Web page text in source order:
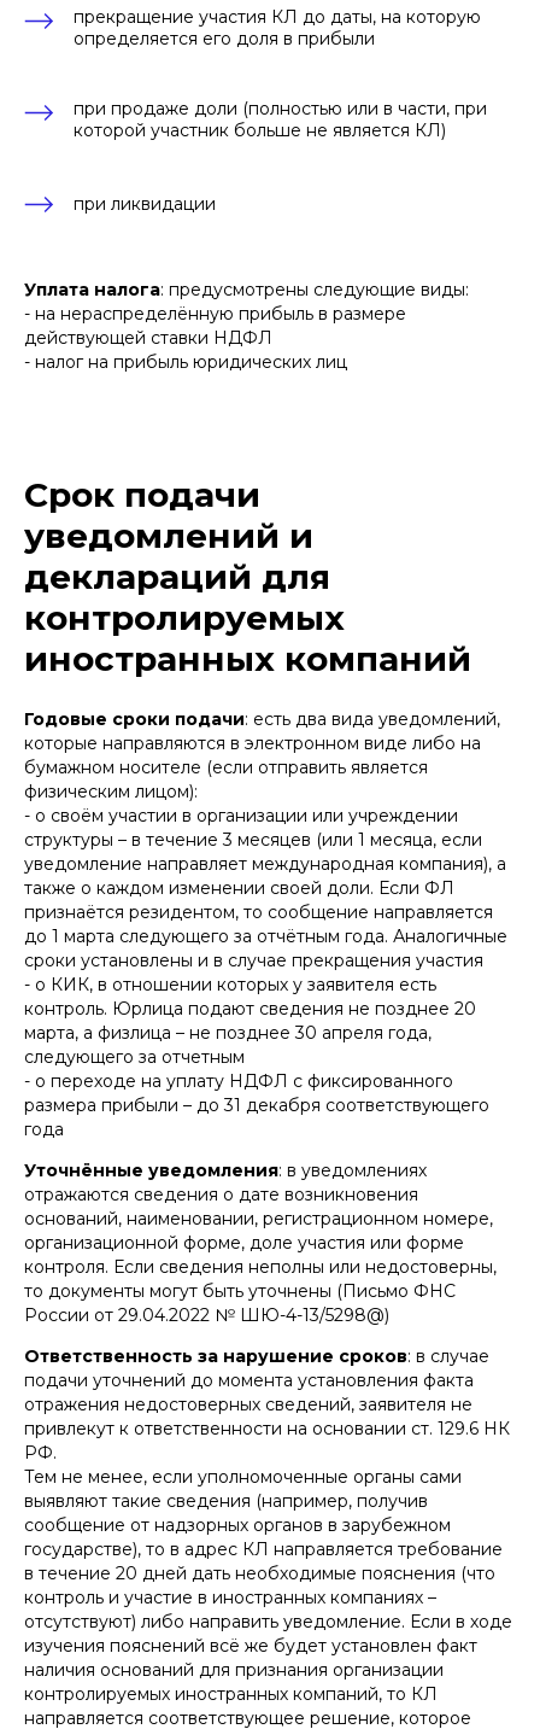
прекращение участия КЛ до даты, на которую
определяется его доля в прибыли
при продаже доли (полностью или в части, при
которой участник больше не является КЛ)
при ликвидации
Уплата налога: предусмотрены следующие виды:
- на нераспределённую прибыль в размере
действующей ставки НДФЛ
- налог на прибыль юридических лиц
Срок подачи
уведомлений и
деклараций для
контролируемых
иностранных компаний
Годовые сроки подачи: есть два вида уведомлений,
которые направляются в электронном виде либо на
бумажном носителе (если отправить является
физическим лицом):
- о своём участии в организации или учреждении
структуры – в течение 3 месяцев (или 1 месяца, если
уведомление направляет международная компания), а
также о каждом изменении своей доли. Если ФЛ
признаётся резидентом, то сообщение направляется
до 1 марта следующего за отчётным года. Аналогичные
сроки установлены и в случае прекращения участия
- о КИК, в отношении которых у заявителя есть
контроль. Юрлица подают сведения не позднее 20
марта, а физлица – не позднее 30 апреля года,
следующего за отчетным
- о переходе на уплату НДФЛ с фиксированного
размера прибыли – до 31 декабря соответствующего
года
Уточнённые уведомления: в уведомлениях
отражаются сведения о дате возникновения
оснований, наименовании, регистрационном номере,
организационной форме, доле участия или форме
контроля. Если сведения неполны или недостоверны,
то документы могут быть уточнены (Письмо ФНС
России от 29.04.2022 № ШЮ-4-13/5298@)
Ответственность за нарушение сроков: в случае
подачи уточнений до момента установления факта
отражения недостоверных сведений, заявителя не
привлекут к ответственности на основании ст. 129.6 НК
РФ.
Тем не менее, если уполномоченные органы сами
выявляют такие сведения (например, получив
сообщение от надзорных органов в зарубежном
государстве), то в адрес КЛ направляется требование
в течение 20 дней дать необходимые пояснения (что
контроль и участие в иностранных компаниях –
отсутствуют) либо направить уведомление. Если в ходе
изучения пояснений всё же будет установлен факт
наличия оснований для признания организации
контролируемых иностранных компаний, то КЛ
направляется соответствующее решение, которое